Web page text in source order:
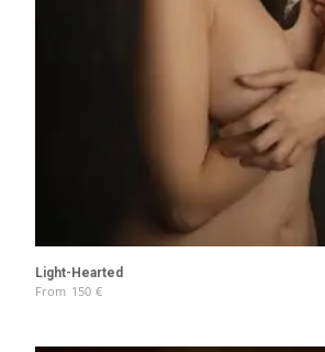
Light-Hearted
From 150 €